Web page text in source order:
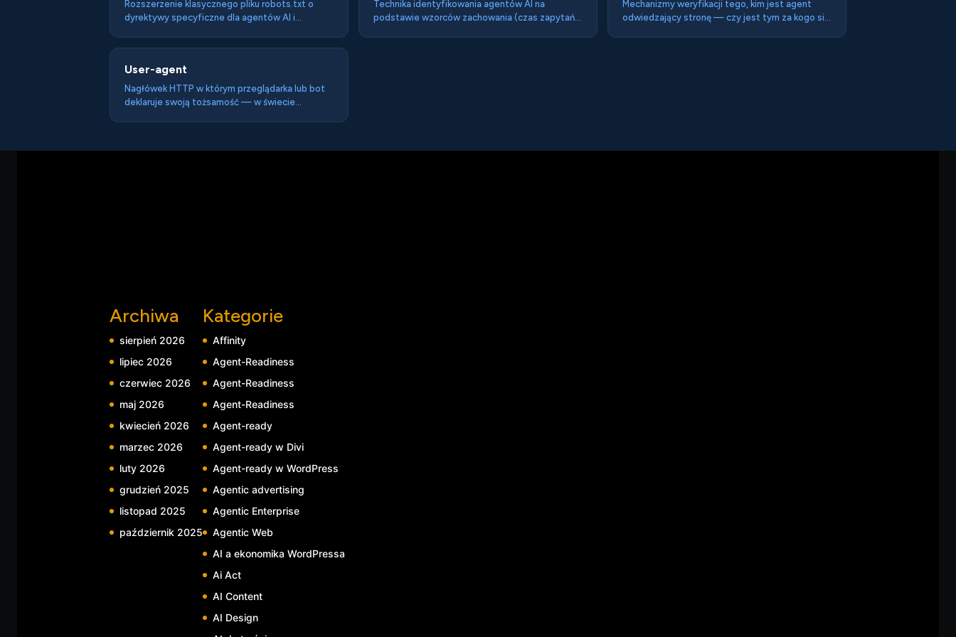
Rozszerzenie klasycznego pliku robots.txt o
dyrektywy specyficzne dla agentów AI i
Technika identyfikowania agentów AI na
podstawie wzorców zachowania (czas zapytań,
Mechanizmy weryfikacji tego, kim jest agent
odwiedzający stronę — czy jest tym za kogo się
User-agent
Nagłówek HTTP w którym przeglądarka lub bot
deklaruje swoją tożsamość — w świecie
Archiwa
sierpień 2026
lipiec 2026
czerwiec 2026
maj 2026
kwiecień 2026
marzec 2026
luty 2026
grudzień 2025
listopad 2025
październik 2025
Kategorie
Affinity
Agent-Readiness
Agent-Readiness
Agent-Readiness
Agent-ready
Agent-ready w Divi
Agent-ready w WordPress
Agentic advertising
Agentic Enterprise
Agentic Web
AI a ekonomika WordPressa
Ai Act
AI Content
AI Design